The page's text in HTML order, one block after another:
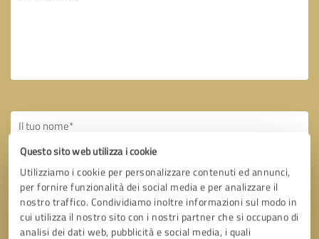
Questo sito web utilizza i cookie
Utilizziamo i cookie per personalizzare contenuti ed annunci,
per fornire funzionalità dei social media e per analizzare il
nostro traffico. Condividiamo inoltre informazioni sul modo in
cui utilizza il nostro sito con i nostri partner che si occupano di
analisi dei dati web, pubblicità e social media, i quali
Richiesta di richiamata * campi obbligatori